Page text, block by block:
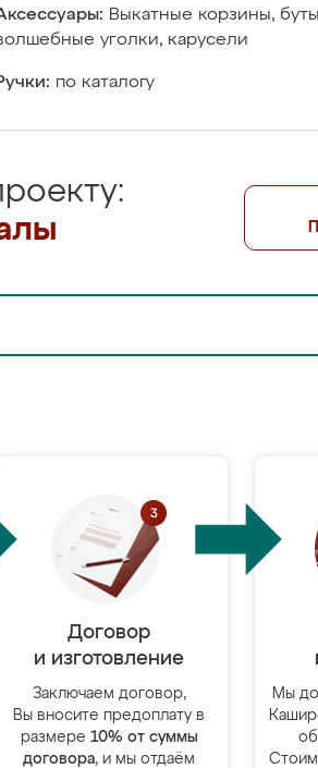
Выкатные корзины,
уголки, карусели
по каталогу
Договор
и изготовление
Заключаем договор,
Вы вносите предоплату в
размере 10% от суммы
договора, и мы отдаём
Мы